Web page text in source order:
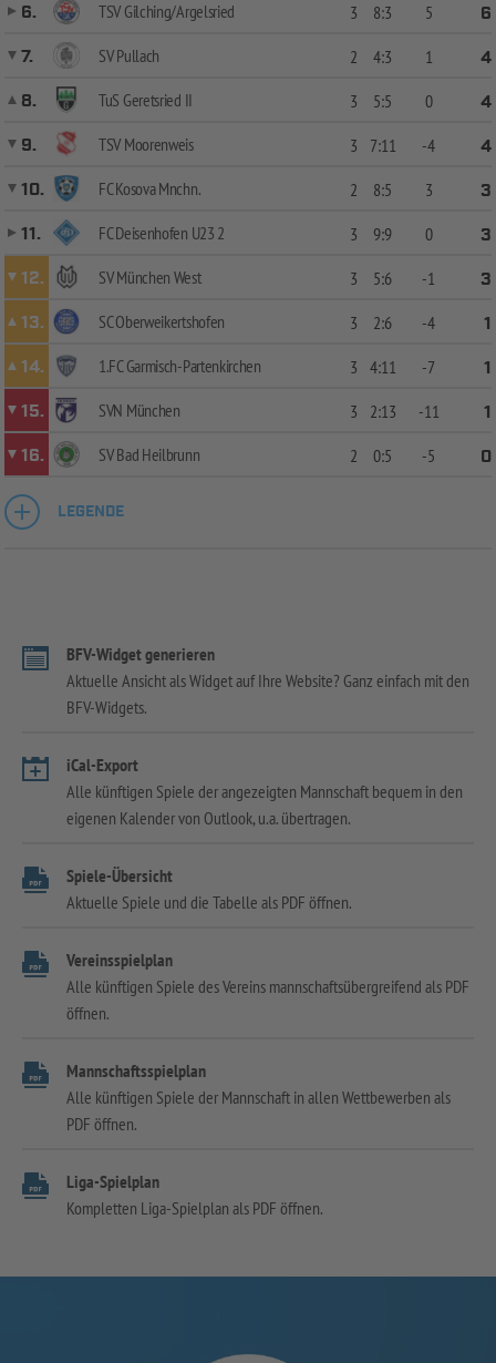
6. TSV Gilching/Argelsried 3 8:3 5
6
7.
SV Pullach 2 4:3 1
4
8.
TuS Geretsried II 3 5:5 0
4
9.
TSV Moorenweis 3 7:11 -4
4
10.
FC Kosova Mnchn. 2 8:5 3
3
11.
FC Deisenhofen U23 2 3 9:9 0
3
12.
SV München West 3 5:6 -1
3
13.
SC Oberweikertshofen 3 2:6 -4
1
14.
1.FC Garmisch-Partenkirchen 3 4:11 -7
1
15.
SVN München 3 2:13 -11
1
16.
SV Bad Heilbrunn 2 0:5 -5 0
LEGENDE
BFV-Widget generieren
Aktuelle Ansicht als Widget auf Ihre Website? Ganz einfach mit den
BFV-Widgets.
iCal-Export
Alle künftigen Spiele der angezeigten Mannschaft bequem in den
eigenen Kalender von Outlook, u.a. übertragen.
Spiele-Übersicht
Aktuelle Spiele und die Tabelle als PDF öffnen.
Vereinsspielplan
Alle künftigen Spiele des Vereins mannschaftsübergreifend als PDF
öffnen.
Mannschaftsspielplan
Alle künftigen Spiele der Mannschaft in allen Wettbewerben als
PDF öffnen.
Liga-Spielplan
Kompletten Liga-Spielplan als PDF öffnen.